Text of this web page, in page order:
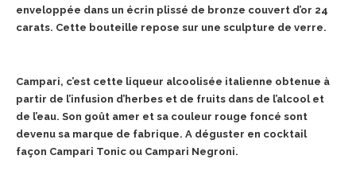
enveloppée dans un écrin plissé de bronze couvert d’or 24
carats. Cette bouteille repose sur une sculpture de verre.
Campari, c’est cette liqueur alcoolisée italienne obtenue à
partir de l’infusion d’herbes et de fruits dans de l’alcool et
de l’eau. Son goût amer et sa couleur rouge foncé sont
devenu sa marque de fabrique. A déguster en cocktail
façon Campari Tonic ou Campari Negroni.